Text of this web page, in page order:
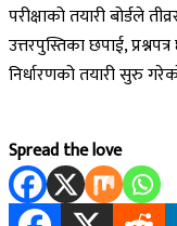
परीक्षाको तयारी बोर्डले
उत्तरपुस्तिका छपाई,
निर्धारणको तयारी सुरु
Spread the love